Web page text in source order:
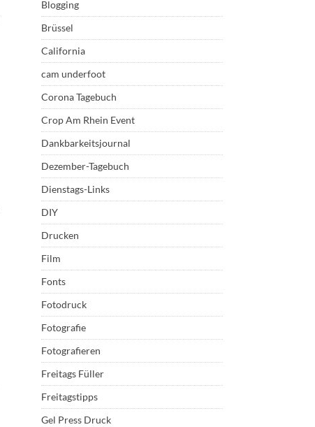
Blogging
Brüssel
California
cam underfoot
Corona Tagebuch
Crop Am Rhein Event
Dankbarkeitsjournal
Dezember-Tagebuch
Dienstags-Links
DIY
Drucken
Film
Fonts
Fotodruck
Fotografie
Fotografieren
Freitags Füller
Freitagstipps
Gel Press Druck